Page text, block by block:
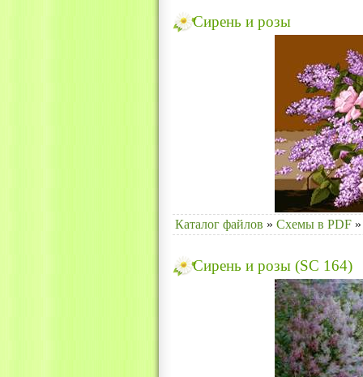
Сирень и розы
Каталог файлов » Схемы в PDF »
Сирень и розы (SC 164)